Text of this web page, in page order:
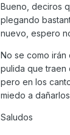
Bueno, deciros
plegando
nuevo, espero
No se como
pulida que traen
pero en los
miedo a
Saludos